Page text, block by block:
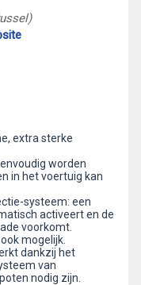
extra sterke
worden
in het voertuig kan
systeem: een
activeert en de
voorkomt.
mogelijk.
dankzij het
van
nodig zijn.